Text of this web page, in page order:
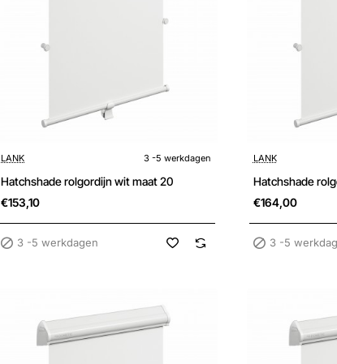
3 -5 werkdagen
LANK 3 -5 werkdagen
Hatchshade rolgordijn wit maat 20
€153,10
3 -5 werkdagen
3 -5 werkdagen
LANK
Hatchshade
€164,00
3 -5